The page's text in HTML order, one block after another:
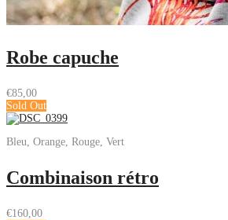
Robe capuche
€85,00
Sold Out
Bleu, Orange, Rouge, Vert
Combinaison rétro
€160,00